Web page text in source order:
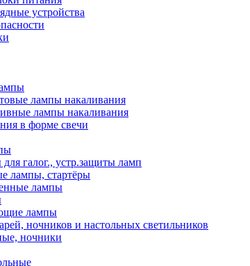
устройства
лампы накаливания
лампы накаливания
в форме свечи
галог., устр.защиты ламп
лампы, стартёры
лампы
лампы
ночников и настольных светильников
ночники